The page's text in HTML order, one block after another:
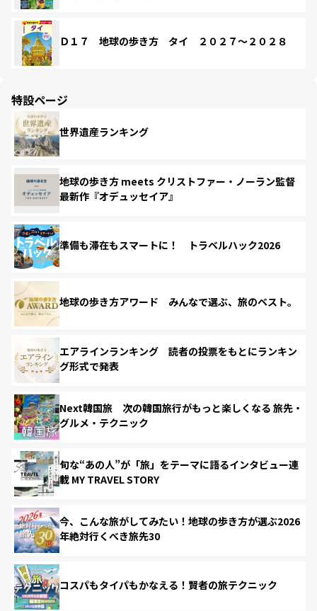
Ｄ１７ 地球の歩き方 タイ ２０２７～２０２８
特設ページ
世界遺産ランキング
地球の歩き方 meets クリストファー・ノーラン監督
最新作『オデュッセイア』
準備も滞在もスマートに！ トラベルハック2026
地球の歩き方アワード みんなで選ぶ、旅のベスト。
エアラインランキング 読者の投票をもとにランキン
グ形式で発表
Next韓国旅 次の韓国旅行がもっと楽しくなる 旅先・
グルメ・テクニック
旬な“あの人”が「旅」をテーマに語るインタビュー連
載 MY TRAVEL STORY
今、こんな旅がしてみたい！地球の歩き方が選ぶ2026
年絶対行くべき旅先30
コスパもタイパもかなえる！賢者の旅テクニック